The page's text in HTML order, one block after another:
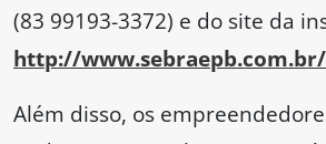
(83 99193-3372) e do site da
http://www.sebraepb.com.br/
Além disso, os